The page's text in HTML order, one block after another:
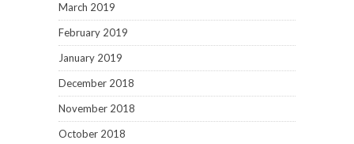
March 2019
February 2019
January 2019
December 2018
November 2018
October 2018